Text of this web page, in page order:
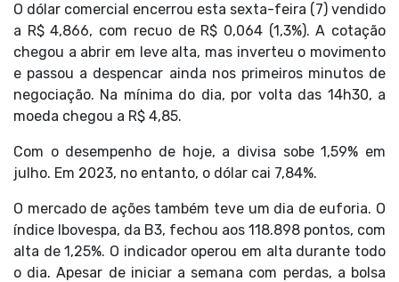
O dólar comercial encerrou esta sexta-feira (7) vendido
a R$ 4,866, com recuo de R$ 0,064 (1,3%). A cotação
chegou a abrir em leve alta, mas inverteu o movimento
e passou a despencar ainda nos primeiros minutos de
negociação. Na mínima do dia, por volta das 14h30, a
moeda chegou a R$ 4,85.
Com o desempenho de hoje, a divisa sobe 1,59% em
julho. Em 2023, no entanto, o dólar cai 7,84%.
O mercado de ações também teve um dia de euforia. O
índice Ibovespa, da B3, fechou aos 118.898 pontos, com
alta de 1,25%. O indicador operou em alta durante todo
o dia. Apesar de iniciar a semana com perdas, a bolsa